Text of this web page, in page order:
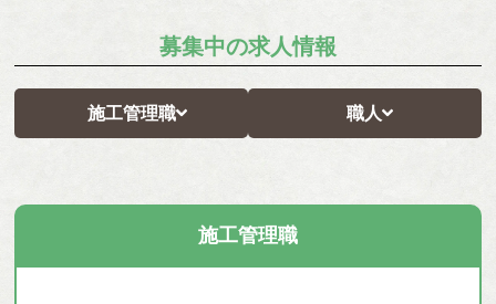
募集中の求人情報
施工管理職 職人
施工管理職